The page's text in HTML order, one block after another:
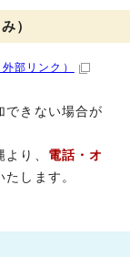
）
外部リンク）
きない場合が
り、 電話・オ
たします。